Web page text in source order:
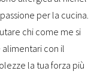
per la cucina.
chi come me si
con il
la tua forza più